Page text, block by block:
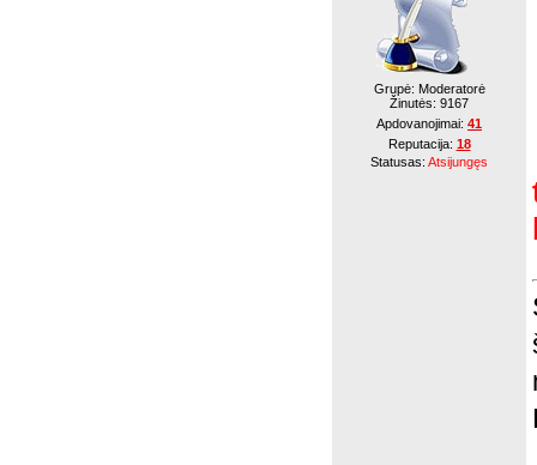
Grupė: Moderatorė
Žinutės: 9167
Apdovanojimai: 41
Reputacija: 18
Statusas: Atsijungęs